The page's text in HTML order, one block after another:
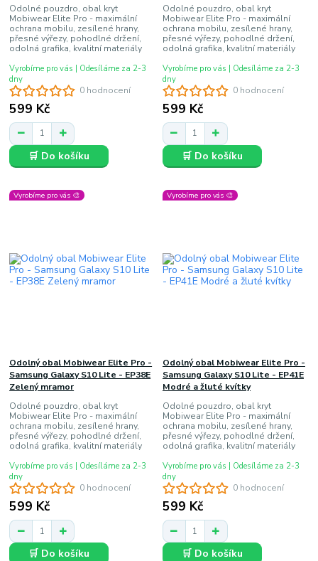
0 hodnocení
Odolné pouzdro, obal kryt
Mobiwear Elite Pro - maximální
ochrana mobilu, zesílené hrany,
přesné výřezy, pohodlné držení,
odolná grafika, kvalitní materiály
599 Kč
Vyrobíme pro vás | Odesíláme za 2-3
dny
🛒 Do košíku
0 hodnocení
Odolné pouzdro, obal kryt
Mobiwear Elite Pro - maximální
ochrana mobilu, zesílené hrany,
přesné výřezy, pohodlné držení,
odolná grafika, kvalitní materiály
599 Kč
Vyrobíme pro vás | Odesíláme za 2-3
dny
🛒 Do košíku
Vyrobíme pro vás 🎨
0 hodnocení
Odolný obal Mobiwear Elite Pro -
Samsung Galaxy S10 Lite - EP38E
Zelený mramor
Odolné pouzdro, obal kryt
Mobiwear Elite Pro - maximální
ochrana mobilu, zesílené hrany,
přesné výřezy, pohodlné držení,
odolná grafika, kvalitní materiály
599 Kč
Vyrobíme pro vás | Odesíláme za 2-3
dny
🛒 Do košíku
Vyrobíme pro vás 🎨
0 hodnocení
Odolný obal Mobiwear Elite Pro -
Samsung Galaxy S10 Lite - EP41E
Modré a žluté kvítky
Odolné pouzdro, obal kryt
Mobiwear Elite Pro - maximální
ochrana mobilu, zesílené hrany,
přesné výřezy, pohodlné držení,
odolná grafika, kvalitní materiály
599 Kč
Vyrobíme pro vás | Odesíláme za 2-3
dny
🛒 Do košíku